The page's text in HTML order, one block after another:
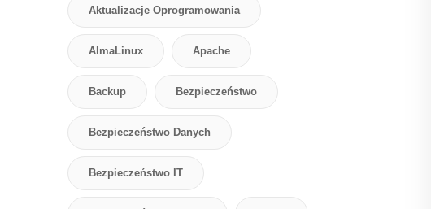
Aktualizacje Oprogramowania
AlmaLinux Apache
Backup Bezpieczeństwo
Bezpieczeństwo Danych
Bezpieczeństwo IT